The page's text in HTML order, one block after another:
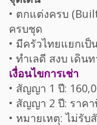
• ตกแต่งครบ
ครบชุด
• มีครัวไทยแยกเป็
• ทำเลดี สงบ เดิน
เงื่อนไขการเช่า
• สัญญา 1 ปี:
• สัญญา 2 ปี: ราค
• หมายเหตุ: ไม่รับ